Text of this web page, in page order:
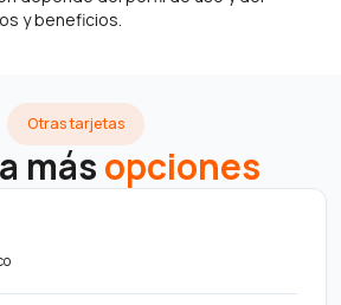
y beneficios.
Otras tarjetas
másopciones